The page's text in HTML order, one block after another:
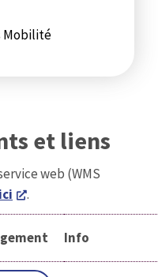
Mobilité
et liens
web (WMS
ici .
Info